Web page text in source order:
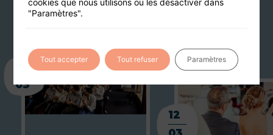
23
03
12
"Paramètres".
Tout accepter Tout refuser Paramètres